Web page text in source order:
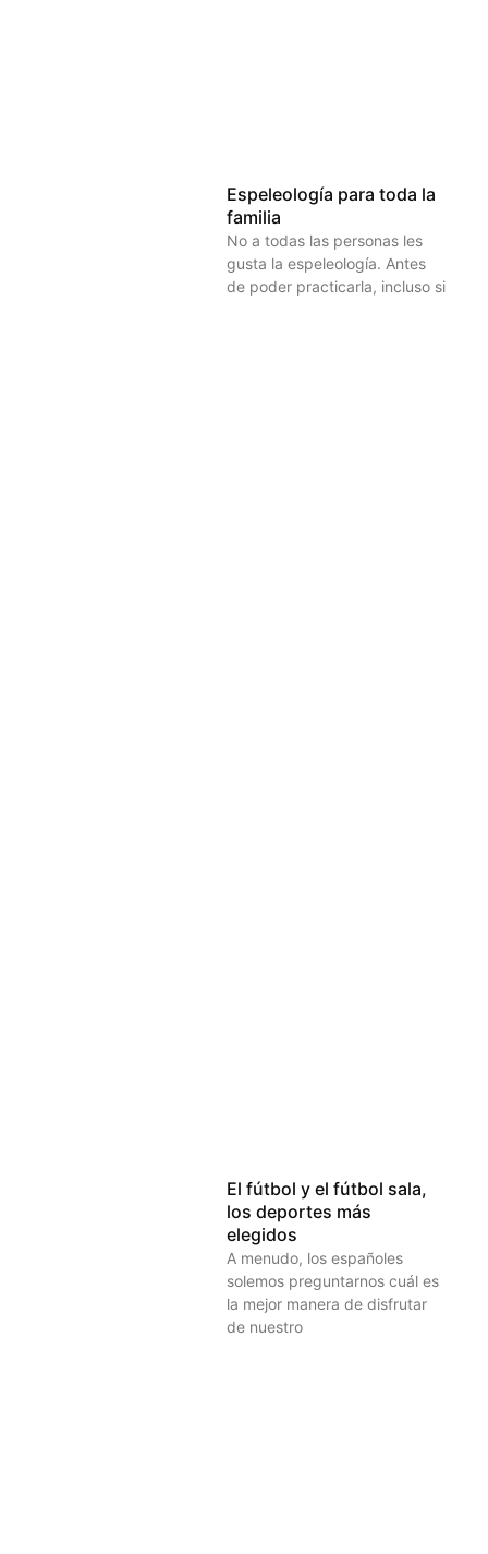
Espeleología para toda la
familia
No a todas las personas les
gusta la espeleología. Antes
de poder practicarla, incluso si
El fútbol y el fútbol sala,
los deportes más
elegidos
A menudo, los españoles
solemos preguntarnos cuál es
la mejor manera de disfrutar
de nuestro